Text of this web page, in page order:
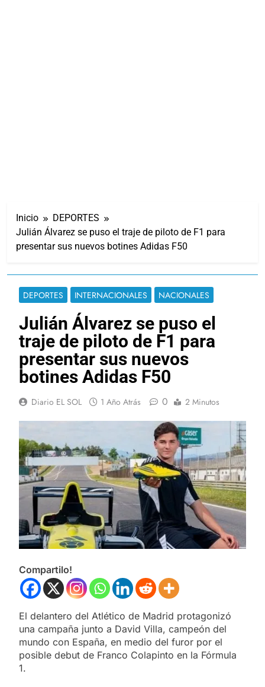
Inicio
DEPORTES
Julián Álvarez se puso el traje de piloto de F1 para
presentar sus nuevos botines Adidas F50
DEPORTES INTERNACIONALES NACIONALES
Julián Álvarez se puso el
traje de piloto de F1 para
presentar sus nuevos
botines Adidas F50
Diario EL SOL 1 Año Atrás 0 2 Minutos
Compartilo!
El delantero del Atlético de Madrid protagonizó
una campaña junto a David Villa, campeón del
mundo con España, en medio del furor por el
posible debut de Franco Colapinto en la Fórmula
1.